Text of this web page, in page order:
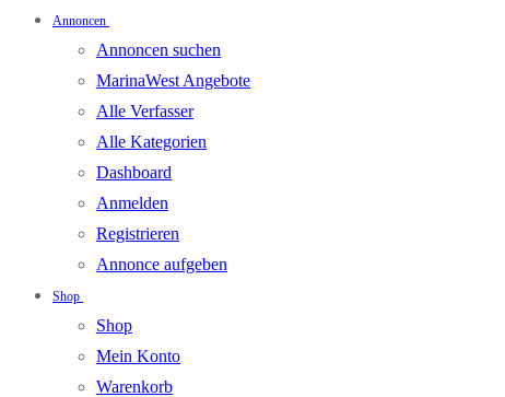
Annoncen
Annoncen suchen
MarinaWest Angebote
Alle Verfasser
Alle Kategorien
Dashboard
Anmelden
Registrieren
Annonce aufgeben
Shop
Shop
Mein Konto
Warenkorb